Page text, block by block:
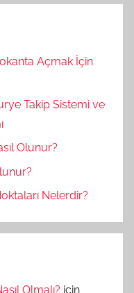
Açmak İçin
Takip Sistemi ve
Olunur?
Nelerdir?
Olmalı? için